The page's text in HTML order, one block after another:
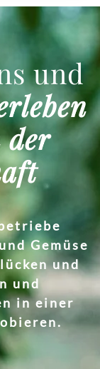
und
Gemüse
und
und
in einer